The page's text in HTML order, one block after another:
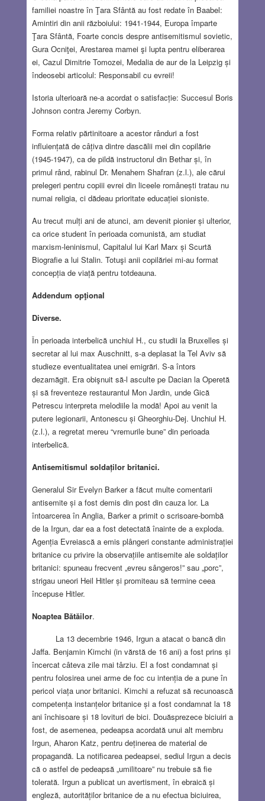
familiei noastre în Ţara Sfântă au fost redate în Baabel:
Amintiri din anii războiului: 1941-1944, Europa împarte
Ţara Sfântă, Foarte concis despre antisemitismul sovietic,
Gura Ocniţei, Arestarea mamei şi lupta pentru eliberarea
ei, Cazul Dimitrie Tomozei, Medalia de aur de la Leipzig și
îndeosebi articolul: Responsabil cu evreii!
Istoria ulterioară ne-a acordat o satisfacție: Succesul Boris
Johnson contra Jeremy Corbyn.
Forma relativ părtinitoare a acestor rânduri a fost
influiențată de câțiva dintre dascălii mei din copilărie
(1945-1947), ca de pildă instructorul din Bethar și, în
primul rând, rabinul Dr. Menahem Shafran (z.l.), ale cărui
prelegeri pentru copiii evrei din liceele românești tratau nu
numai religia, ci dădeau prioritate educației sioniste.
Au trecut mulți ani de atunci, am devenit pionier și ulterior,
ca orice student în perioada comunistă, am studiat
marxism-leninismul, Capitalul lui Karl Marx și Scurtă
Biografie a lui Stalin. Totuşi anii copilăriei mi-au format
concepția de viață pentru totdeauna.
Addendum opţional
Diverse.
În perioada interbelică unchiul H., cu studii la Bruxelles și
secretar al lui max Auschnitt, s-a deplasat la Tel Aviv să
studieze eventualitatea unei emigrări. S-a întors
dezamăgit. Era obişnuit să-l asculte pe Dacian la Operetă
și să freventeze restaurantul Mon Jardin, unde Gică
Petrescu interpreta melodiile la modă! Apoi au venit la
putere legionarii, Antonescu și Gheorghiu-Dej. Unchiul H.
(z.l.), a regretat mereu “vremurile bune” din perioada
interbelică.
Antisemitismul soldaților britanici.
Generalul Sir Evelyn Barker a făcut multe comentarii
antisemite și a fost demis din post din cauza lor. La
întoarcerea în Anglia, Barker a primit o scrisoare-bombă
de la Irgun, dar ea a fost detectată înainte de a exploda.
Agenția Evreiască a emis plângeri constante administrației
britanice cu privire la observațiile antisemite ale soldaților
britanici: spuneau frecvent „evreu sângeros!” sau „porc”,
strigau uneori Heil Hitler și promiteau să termine ceea
începuse Hitler.
Noaptea Bătăilor.
La 13 decembrie 1946, Irgun a atacat o bancă din
Jaffa. Benjamin Kimchi (in vărstă de 16 ani) a fost prins și
încercat câteva zile mai târziu. El a fost condamnat și
pentru folosirea unei arme de foc cu intenția de a pune în
pericol viața unor britanici. Kimchi a refuzat să recunoască
competența instanțelor britanice și a fost condamnat la 18
ani închisoare și 18 lovituri de bici. Douăsprezece biciuiri a
fost, de asemenea, pedeapsa acordată unui alt membru
Irgun, Aharon Katz, pentru deținerea de material de
propagandă. La notificarea pedeapsei, sediul Irgun a decis
că o astfel de pedeapsă „umilitoare” nu trebuie să fie
tolerată. Irgun a publicat un avertisment, în ebraică și
engleză, autorităților britanice de a nu efectua biciuirea,